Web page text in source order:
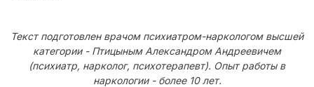
Текст подготовлен врачом психиатром-наркологом высшей
категории - Птицыным Александром Андреевичем
(психиатр, нарколог, психотерапевт). Опыт работы в
наркологии - более 10 лет.